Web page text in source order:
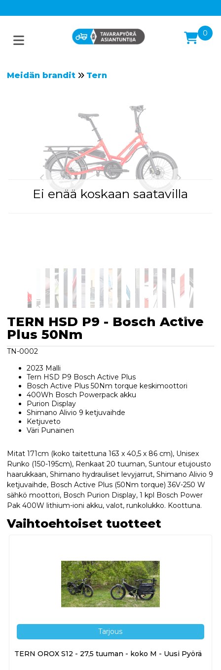
0
Meidän brandit Tern
Ei enää koskaan saatavilla
TERN HSD P9 - Bosch Active
Plus 50Nm
TN-0002
2023 Malli
Tern HSD P9 Bosch Active Plus
Bosch Active Plus 50Nm torque keskimoottori
400Wh Bosch Powerpack akku
Purion Display
Shimano Alivio 9 ketjuvaihde
Ketjuveto
Väri Punainen
Mitat 171cm (koko taitettuna 163 x 40,5 x 86 cm), Unisex
Runko (150-195cm), Renkaat 20 tuuman, Suntour etujousto
haarukkaan, Shimano hydrauliset levyjarrut, Shimano Alivio 9
ketjuvaihde, Bosch Active Plus (50Nm torque) 36V-250 W
sähkö moottori, Bosch Purion Display, 1 kpl Bosch Power
Pak 400W lithium-ioni akku, valot, runkolukko. Koottuna.
Vaihtoehtoiset tuotteet
Tarjous
TERN OROX S12 - 27,5 tuuman - koko M - Uusi Pyörä